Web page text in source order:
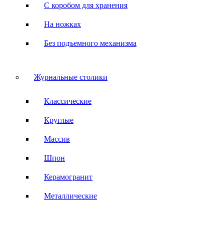
С коробом для хранения
На ножках
Без подъемного механизма
Журнальные столики
Классические
Круглые
Массив
Шпон
Керамогранит
Металлические